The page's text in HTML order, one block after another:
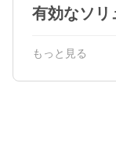
有効なソリ
もっと見る